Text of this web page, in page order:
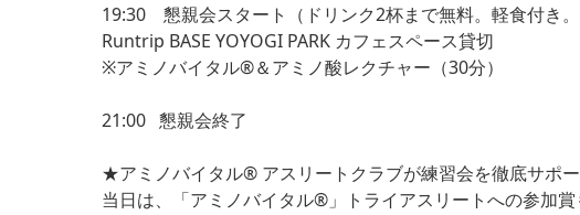
19:30 懇親会スタート（ドリンク2杯まで無料。軽食付き。
Runtrip BASE YOYOGI PARK カフェスペース貸切
※アミノバイタル®＆アミノ酸レクチャー（30分）
21:00 懇親会終了
★アミノバイタル® アスリートクラブが練習会を徹底サポー
当日は、「アミノバイタル®」トライアスリートへの参加